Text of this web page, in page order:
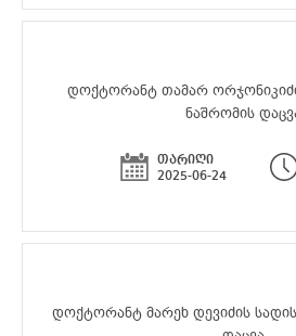
დოქტორანტ თამარ
ნაშრომის
თარიღი
2025-06-24
დოქტორანტ მარეხ დევიძის